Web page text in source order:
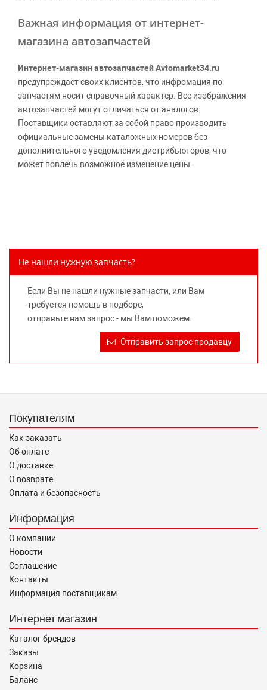
Важная информация от интернет-
магазина автозапчастей
Интернет-магазин автозапчастей Avtomarket34.ru
предупреждает своих клиентов, что инфромация по
запчастям носит справочный характер. Все изображения
автозапчастей могут отличаться от аналогов.
Поставщики оставляют за собой право производить
официальные замены каталожных номеров без
дополнительного уведомления дистрибьюторов, что
может повлечь возможное изменение цены.
предлагаемых к продаже запасных частей для
правообладателей указанных товарных знаков.
Требование предоставлять покупателю необходимую и
достоверную информацию о товаре, предлагаемом к
продаже, обеспечивающую возможность их правильного
выбора возложено на продавца (изготовителя) Законом
«О защите прав потребителей».
Не нашли нужную запчасть?
Если Вы не нашли нужные запчасти, или Вам
требуется помощь в подборе,
отправьте нам запрос - мы Вам поможем.
Отправить запрос продавцу
Покупателям
Как заказать
Об оплате
О доставке
О возврате
Оплата и безопасность
Информация
О компании
Новости
Соглашение
Контакты
Информация поставщикам
Интернет магазин
Каталог брендов
Заказы
Корзина
Баланс